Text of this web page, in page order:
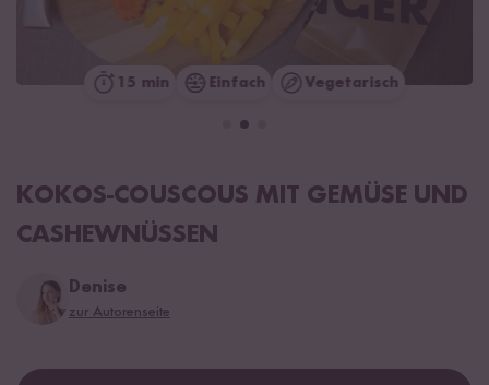
15 min Einfach Vegetarisch
KOKOS-COUSCOUS MIT GEMÜSE UND
CASHEWNÜSSEN
Denise
zur Autorenseite